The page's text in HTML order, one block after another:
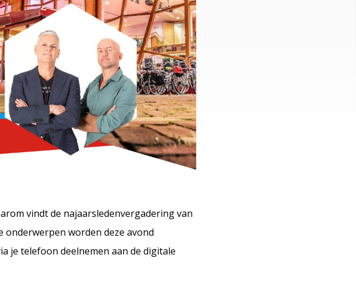
vindt de najaarsledenvergadering van
onderwerpen worden deze avond
je telefoon deelnemen aan de digitale